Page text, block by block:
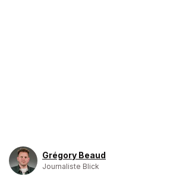
Grégory Beaud
Journaliste Blick